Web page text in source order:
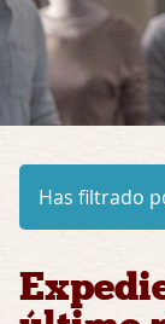
Has filtrado